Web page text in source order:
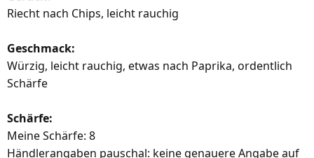
Riecht nach Chips, leicht rauchig
Geschmack:
Würzig, leicht rauchig, etwas nach Paprika, ordentlich
Schärfe
Schärfe:
Meine Schärfe: 8
Händlerangaben pauschal: keine genauere Angabe auf